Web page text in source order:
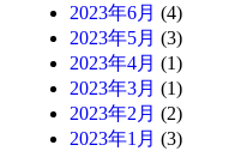
2023年6月 (4)
2023年5月 (3)
2023年4月 (1)
2023年3月 (1)
2023年2月 (2)
2023年1月 (3)